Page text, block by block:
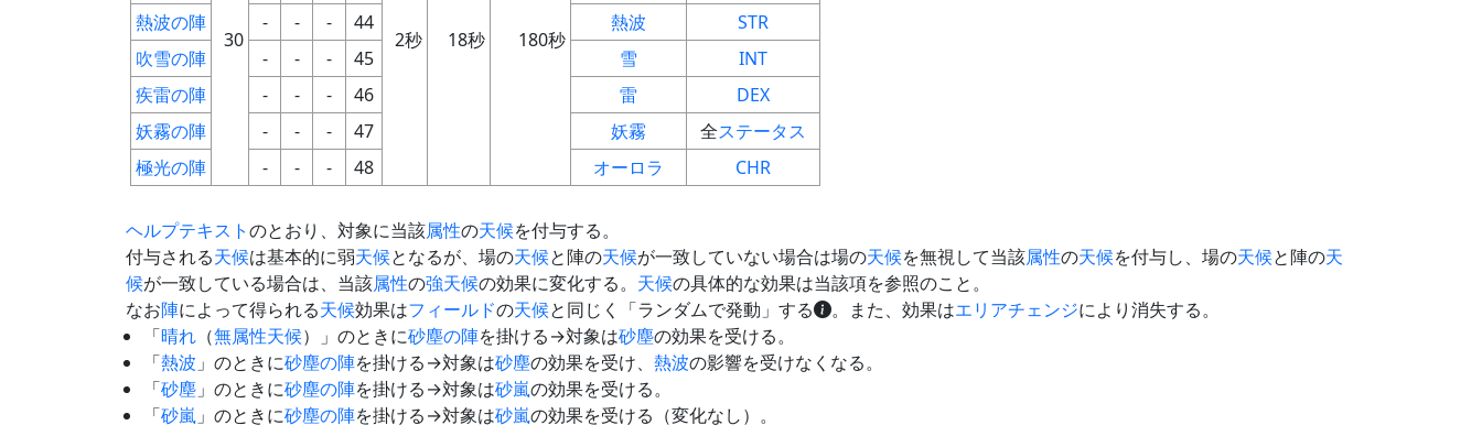
30 2秒 18秒 180秒
熱波の陣
- - - 44 熱波
STR
吹雪の陣
- - - 45 雪
INT
疾雷の陣
- - - 46 雷
DEX
妖霧の陣
- - - 47 妖霧 全ステータス
極光の陣
- - - 48 オーロラ CHR
ヘルプテキストのとおり、対象に当該属性の天候を付与する。
付与される天候は基本的に弱天候となるが、場の天候と陣の天候が一致していない場合は場の天候を無視して当該属性の天候を付与し、場の天候と陣の天
候が一致している場合は、当該属性の強天候の効果に変化する。 天候の具体的な効果は当該項を参照のこと。
なお陣によって得られる天候効果はフィールドの天候と同じく「ランダムで発動」する 。また、効果はエリアチェンジにより消失する。
「晴れ （無属性天候）」のときに砂塵の陣を掛ける→対象は砂塵の効果を受ける。
「熱波 」のときに砂塵の陣を掛ける→対象は砂塵の効果を受け、 熱波の影響を受けなくなる。
「砂塵 」のときに砂塵の陣を掛ける→対象は砂嵐の効果を受ける。
「砂嵐 」のときに砂塵の陣を掛ける→対象は砂嵐の効果を受ける（変化なし）。